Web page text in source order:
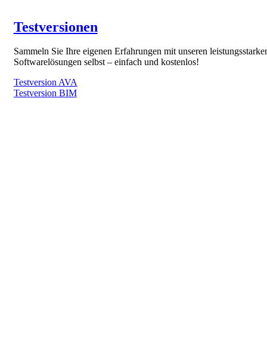
Testversionen
Sammeln Sie Ihre eigenen Erfahrungen mit unseren
Softwarelösungen selbst – einfach und kostenlos!
Testversion AVA
Testversion BIM